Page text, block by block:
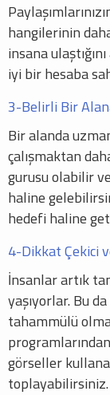
hangilerinin
insana
iyi bir hesaba
3-Belirli Bir
Bir alanda
çalışmaktan
gurusu olabilir
haline
hedefi haline
4-Dikkat Çekici
İnsanlar artık
yaşıyorlar. Bu
tahammülü
görseller
toplayabilirsiniz.